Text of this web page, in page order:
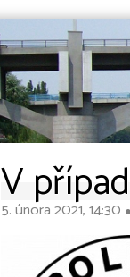
V
5. února 2021, 14:30 ●